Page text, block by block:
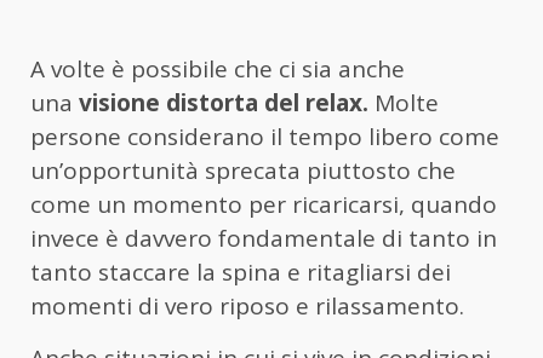
A volte è possibile che ci sia anche
una visione distorta del relax. Molte
persone considerano il tempo libero come
un’opportunità sprecata piuttosto che
come un momento per ricaricarsi, quando
invece è davvero fondamentale di tanto in
tanto staccare la spina e ritagliarsi dei
momenti di vero riposo e rilassamento.